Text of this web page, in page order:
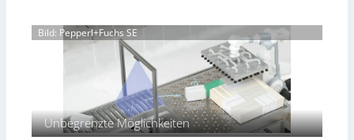
z
f
ü
Bild: Pepperl+Fuchs SE
Unbegrenzte Möglichkeiten